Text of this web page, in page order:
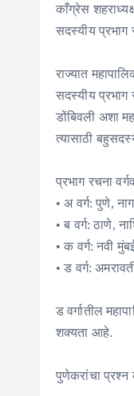
काँग्रेस
सदस्यीय
राज्यात
सदस्यीय प्रभाग
डोंबिवली अशा
त्यासाठी
प्रभाग रचना
• अ वर्ग: पुणे,
• ब वर्ग: ठाणे,
• क वर्ग: नवी
• ड वर्ग:
ड वर्गातील
शक्यता आहे.
पुणेकरांचा प्रश्न